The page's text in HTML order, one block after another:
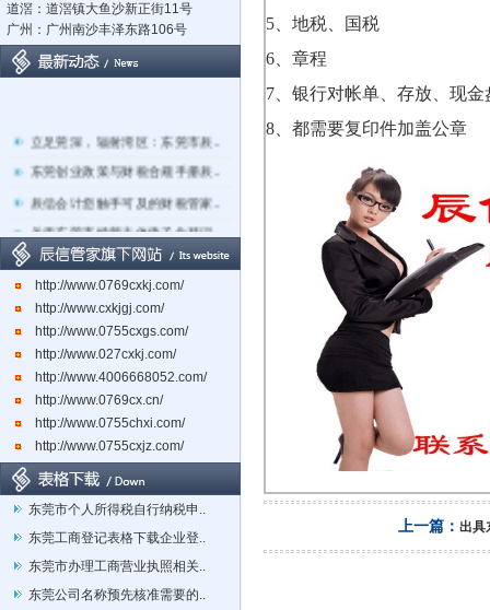
道滘：道滘镇大鱼沙新正街11号
广州：广州南沙丰泽东路106号
立足莞深，辐射湾区：东莞市辰..
东莞创业政策与财税合规手册辰..
辰信会计您触手可及的财税管家..
关于东莞市经营主体电子化登记..
东莞辰信会计代理有限公司专业..
东莞市长安镇长盛社区长中路1..
http://www.0769cxkj.com/
http://www.cxkjgj.com/
http://www.0755cxgs.com/
http://www.027cxkj.com/
http://www.4006668052.com/
http://www.0769cx.cn/
http://www.0755chxi.com/
http://www.0755cxjz.com/
东莞市个人所得税自行纳税申..
东莞工商登记表格下载企业登..
东莞市办理工商营业执照相关..
东莞公司名称预先核准需要的..
5 、地税、国税
6 、章程
7 、银行对帐单、存放、现
8 、都需要复印件加盖公章
上一篇： 出具